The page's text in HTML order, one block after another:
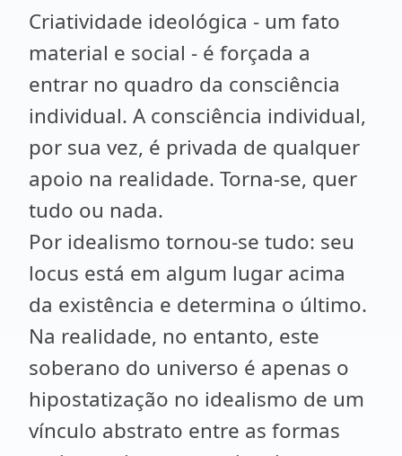
Criatividade ideológica - um fato
material e social - é forçada a
entrar no quadro da consciência
individual. A consciência individual,
por sua vez, é privada de qualquer
apoio na realidade. Torna-se, quer
tudo ou nada.
Por idealismo tornou-se tudo: seu
locus está em algum lugar acima
da existência e determina o último.
Na realidade, no entanto, este
soberano do universo é apenas o
hipostatização no idealismo de um
vínculo abstrato entre as formas